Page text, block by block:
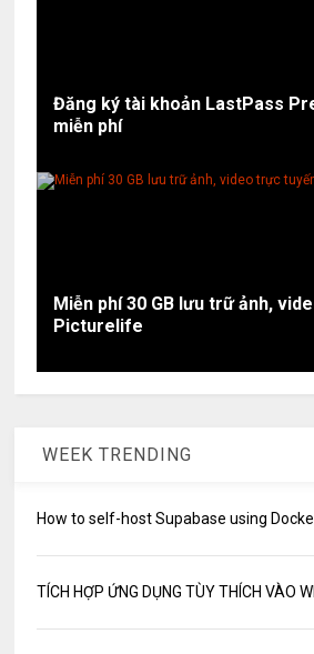
Đăng ký tài khoản LastPass
miễn phí
Miễn phí 30 GB lưu trữ ảnh,
Picturelife
WEEK TRENDING
How to self-host Supabase using
TÍCH HỢP ỨNG DỤNG TÙY THÍCH VÀO